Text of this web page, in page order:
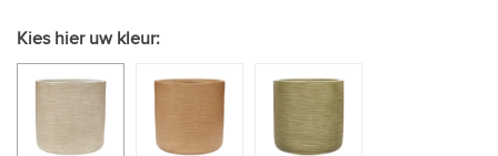
Kies hier uw kleur: